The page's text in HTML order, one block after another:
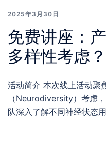
2025年3月30日
免费讲座：
多样性考虑？
活动简介 本次线上活动聚
（Neurodiversity）考虑
队深入了解不同神经状态